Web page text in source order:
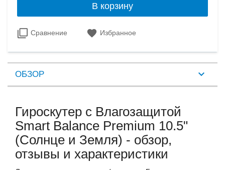
В корзину
Сравнение Избранное
ОБЗОР
Гироскутер с Влагозащитой
Smart Balance Premium 10.5"
(Солнце и Земля) - обзор,
отзывы и характеристики